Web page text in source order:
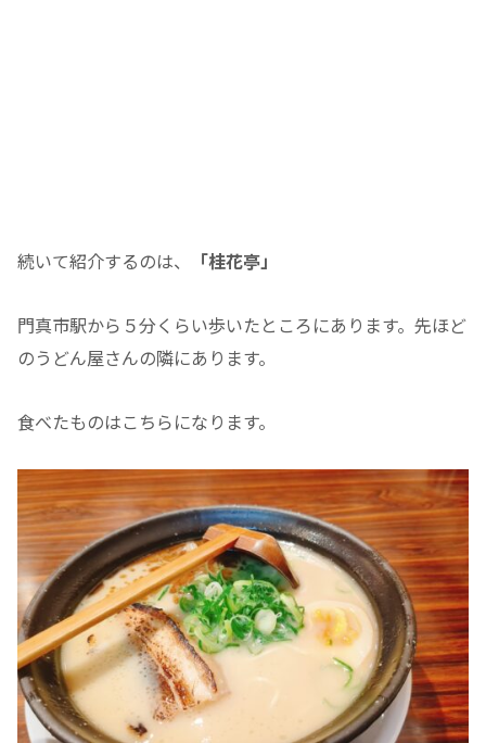
続いて紹介するのは、 「桂花亭」
門真市駅から５分くらい歩いたところにあります。先ほど
のうどん屋さんの隣にあります。
食べたものはこちらになります。